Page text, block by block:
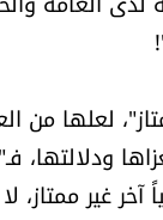
لعلها من
ودلالتها،
غير ممتاز،